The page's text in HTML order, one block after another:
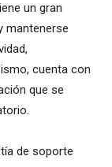
un gran
mantenerse
cuenta con
que se
de soporte